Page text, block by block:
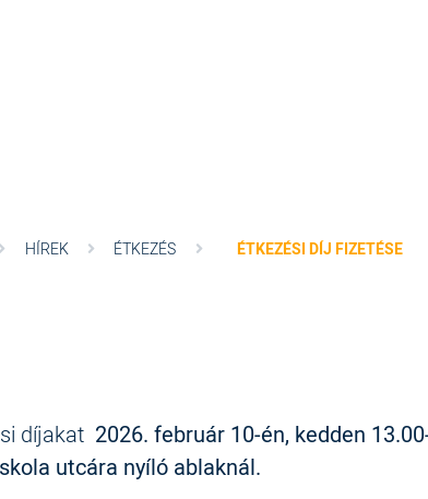
HÍREK ÉTKEZÉS ÉTKEZÉSI DÍJ FIZETÉSE
díjakat 2026. február 10-én, kedden
utcára nyíló ablaknál.